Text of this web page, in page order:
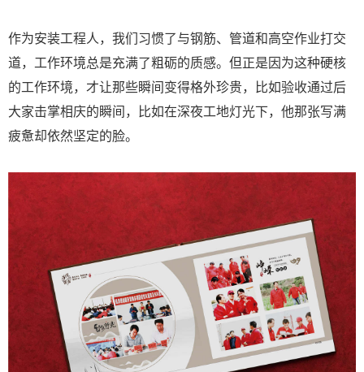
作为安装工程人，我们习惯了与钢筋、管道和高空作业打交
道，工作环境总是充满了粗砺的质感。但正是因为这种硬核
的工作环境，才让那些瞬间变得格外珍贵，比如验收通过后
大家击掌相庆的瞬间，比如在深夜工地灯光下，他那张写满
疲惫却依然坚定的脸。